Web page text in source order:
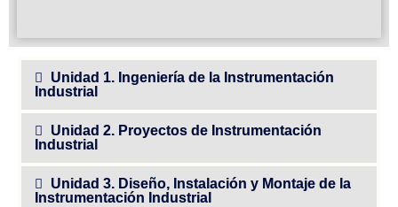
Unidad 1. Ingeniería de la Instrumentación
Industrial
Unidad 2. Proyectos de Instrumentación
Industrial
Unidad 3. Diseño, Instalación y Montaje de la
Instrumentación Industrial